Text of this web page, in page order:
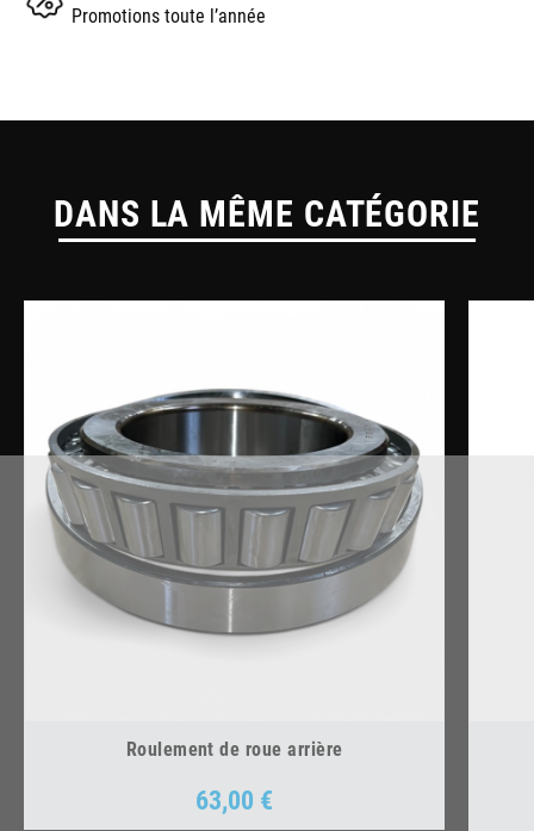
Promotions toute l’année
DANS LA MÊME CATÉGORIE
Roulement de roue arrière
Prix
63,00 €